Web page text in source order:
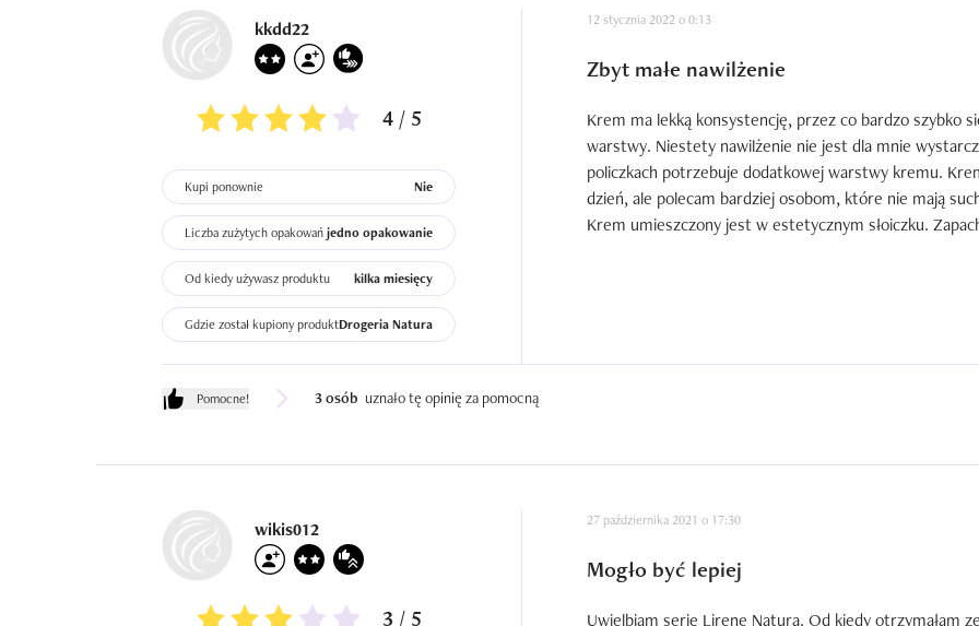
kkdd22
4 / 5
Kupi ponownie Nie
Liczba zużytych opakowań jedno opakowanie
Od kiedy używasz produktu kilka miesięcy
Gdzie został kupiony produktDrogeria Natura
12 stycznia 2022 o 0:13
Zbyt małe nawilżenie
Krem ma lekką konsystencję, przez co bardzo szybko
warstwy. Niestety nawilżenie nie jest dla mnie
policzkach potrzebuje dodatkowej warstwy kremu.
dzień, ale polecam bardziej osobom, które nie mają
Krem umieszczony jest w estetycznym słoiczku.
Pomocne! 3 osób uznało tę opinię za pomocną
wikis012
3 / 5
27 października 2021 o 17:30
Mogło być lepiej
Uwielbiam serię Lirene Natura. Od kiedy otrzymałam